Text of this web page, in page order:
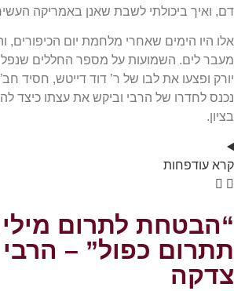
דם, ואיך ביכולתי לשבת שאנן באמריקה
אלו היו הימים שאחרי מלחמת יום הכיפורים,
מעבר לים. השמועות על מספר החללים שנפלו
יורק ופצעו את לבו של ר’ דוד דייטש, חסיד
נכנס לחדרו של הרבי וביקש את עצתו כיצד
בציון.
קרא עודפחות
“הבטחת לתרום
תתרום כפול” –
צדקה